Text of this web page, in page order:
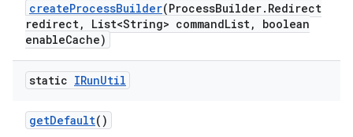
createProcessBuilder(ProcessBuilder. Redirect
redirect, List<String> commandList,
boolean
enableCache)
static IRunUtil
getDefault()